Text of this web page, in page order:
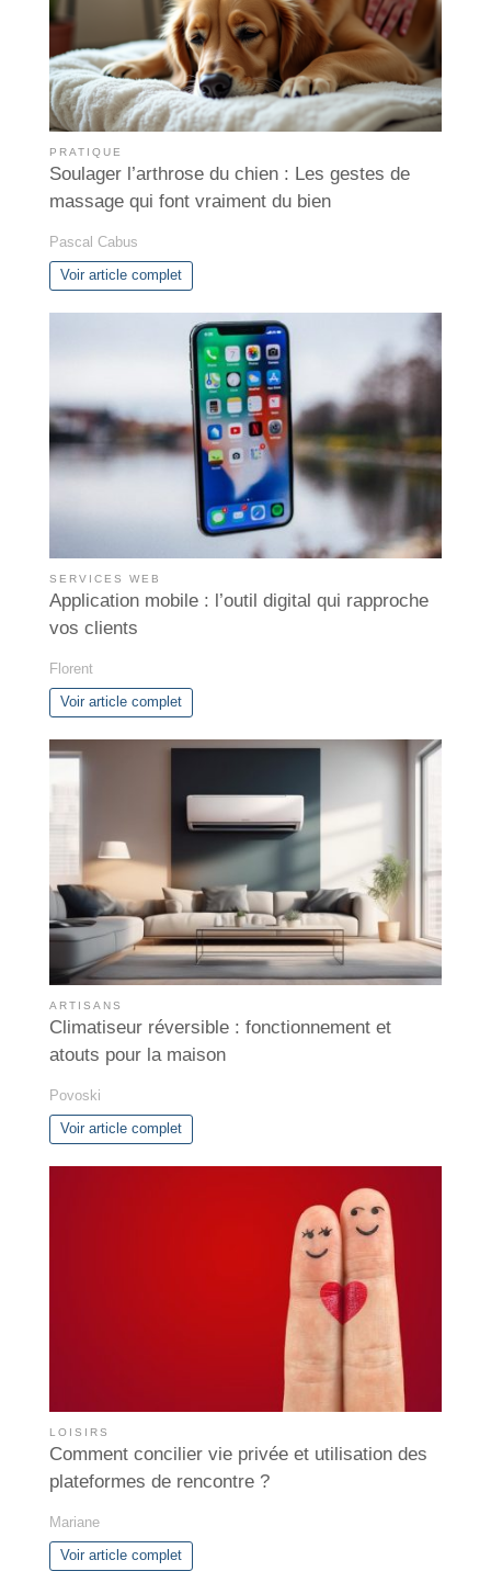
PRATIQUE
Soulager l’arthrose du chien : Les gestes de
massage qui font vraiment du bien
Pascal Cabus
Voir article complet
SERVICES WEB
Application mobile : l’outil digital qui rapproche
vos clients
Florent
Voir article complet
ARTISANS
Climatiseur réversible : fonctionnement et
atouts pour la maison
Povoski
Voir article complet
LOISIRS
Comment concilier vie privée et utilisation des
plateformes de rencontre ?
Mariane
Voir article complet